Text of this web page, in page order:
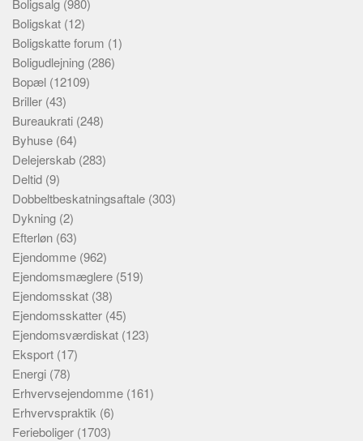
Boligsalg (980)
Boligskat (12)
Boligskatte forum (1)
Boligudlejning (286)
Bopæl (12109)
Briller (43)
Bureaukrati (248)
Byhuse (64)
Delejerskab (283)
Deltid (9)
Dobbeltbeskatningsaftale (303)
Dykning (2)
Efterløn (63)
Ejendomme (962)
Ejendomsmæglere (519)
Ejendomsskat (38)
Ejendomsskatter (45)
Ejendomsværdiskat (123)
Eksport (17)
Energi (78)
Erhvervsejendomme (161)
Erhvervspraktik (6)
Ferieboliger (1703)